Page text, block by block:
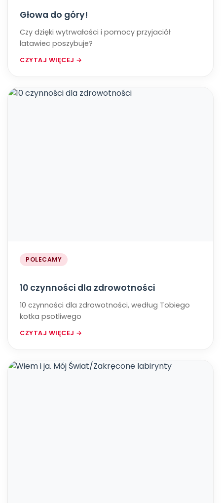
Głowa do góry!
Czy dzięki wytrwałości i pomocy przyjaciół
latawiec poszybuje?
CZYTAJ WIĘCEJ →
POLECAMY
10 czynności dla zdrowotności
10 czynności dla zdrowotności, według Tobiego
kotka psotliwego
CZYTAJ WIĘCEJ →